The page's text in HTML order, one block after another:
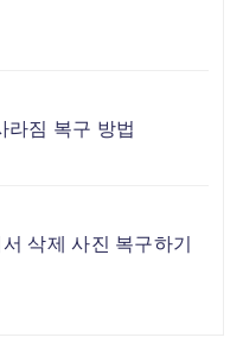
라짐 복구 방법
삭제 사진 복구하기